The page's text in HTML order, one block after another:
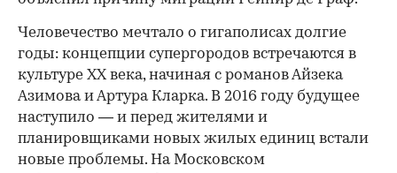
Человечество мечтало о гигаполисах долгие
годы: концепции супергородов встречаются в
культуре XX века, начиная с романов Айзека
Азимова и Артура Кларка. В 2016 году будущее
наступило — и перед жителями и
планировщиками новых жилых единиц встали
новые проблемы. На Московском